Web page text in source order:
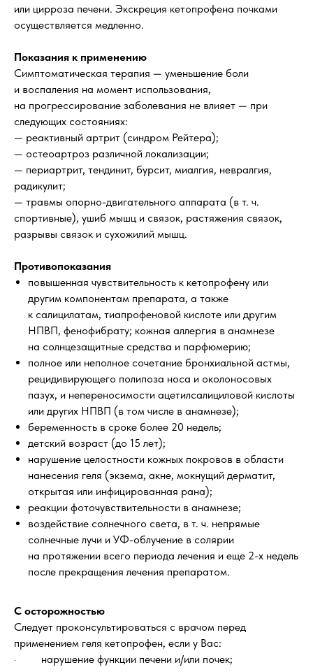
или цирроза печени. Экскреция кетопрофена почками
осуществляется медленно.
Показания к применению
Симптоматическая терапия — уменьшение боли
и воспаления на момент использования,
на прогрессирование заболевания не влияет — при
следующих состояниях:
— реактивный артрит (синдром Рейтера);
— остеоартроз различной локализации;
— периартрит, тендинит, бурсит, миалгия, невралгия,
радикулит;
— травмы опорно-двигательного аппарата (в т. ч.
спортивные), ушиб мышц и связок, растяжения связок,
разрывы связок и сухожилий мышц.
Противопоказания
повышенная чувствительность к кетопрофену или
другим компонентам препарата, а также
к салицилатам, тиапрофеновой кислоте или другим
НПВП, фенофибрату; кожная аллергия в анамнезе
на солнцезащитные средства и парфюмерию;
полное или неполное сочетание бронхиальной астмы,
рецидивирующего полипоза носа и околоносовых
пазух, и непереносимости ацетилсалициловой кислоты
или других НПВП (в том числе в анамнезе);
беременность в сроке более 20 недель;
детский возраст (до 15 лет);
нарушение целостности кожных покровов в области
нанесения геля (экзема, акне, мокнущий дерматит,
открытая или инфицированная рана);
реакции фоточувствительности в анамнезе;
воздействие солнечного света, в т. ч. непрямые
солнечные лучи и УФ-облучение в солярии
на протяжении всего периода лечения и еще 2-х недель
после прекращения лечения препаратом.
С осторожностью
Следует проконсультироваться с врачом перед
применением геля кетопрофен, если у Вас:
· нарушение функции печени и/или почек;